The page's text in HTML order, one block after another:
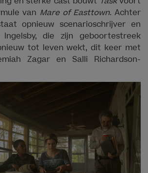
van Mare of Easttown. Achter
opnieuw scenarioschrijver en
die zijn geboortestreek
tot leven wekt, dit keer met
Zagar en Salli Richardson-